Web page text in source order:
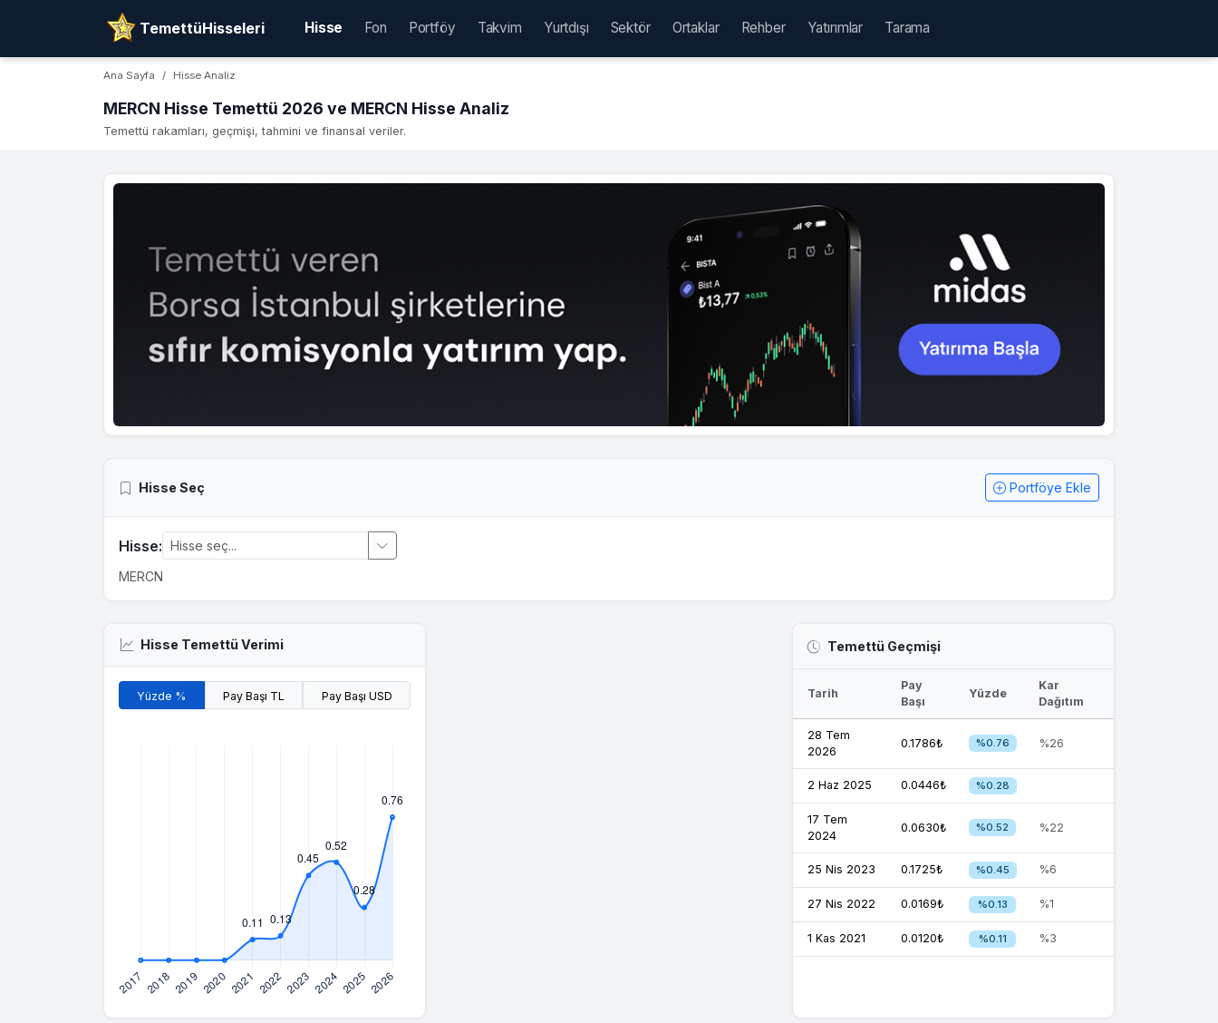
TemettüHisseleri Hisse Fon Portföy Takvim Yurtdışı Sektör Ortaklar Rehber Yatırımlar Tarama
Ana Sayfa Hisse Analiz
MERCN Hisse Temettü 2026 ve MERCN Hisse Analiz
Temettü rakamları, geçmişi, tahmini ve finansal veriler.
Hisse Seç Portföye Ekle
Hisse:
MERCN
Hisse Temettü Verimi
Yüzde % Pay Başı TL Pay Başı USD
Temettü Geçmişi
Tarih
Pay
Başı
Yüzde
Kar
Dağıtım
28 Tem
2026
0.1786₺ %0.76 %26
2 Haz 2025 0.0446₺ %0.28
17 Tem
2024
0.0630₺ %0.52 %22
25 Nis 2023 0.1725₺ %0.45 %6
27 Nis 2022 0.0169₺ %0.13 %1
1 Kas 2021 0.0120₺ %0.11 %3